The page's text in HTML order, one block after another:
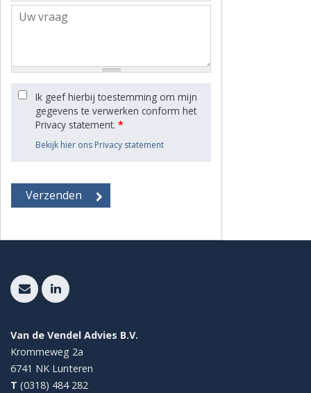
Ik geef hierbij toestemming om mijn
gegevens te verwerken conform het
Privacy statement. *
Bekijk hier ons Privacy statement
Van de Vendel Advies B.V.
Krommeweg 2a
6741 NK Lunteren
T (0318) 484 282